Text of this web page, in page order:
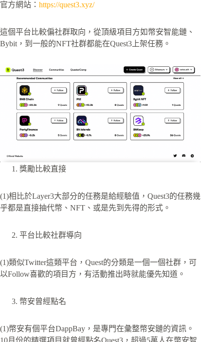
官方網站： https://quest3.xyz/
這個平台比較偏社群取向，從頂級項目方如幣安智能鏈、
Bybit，到一般的NFT社群都能在Quest3上架任務。
獎勵比較直接
(1)相比於Layer3大部分的任務是給經驗值，Quest3的任務幾
乎都是直接抽代幣、NFT、或是先到先得的形式。
平台比較社群導向
(1)類似Twitter這類平台，Quest的分類是一個一個社群，可
以Follow喜歡的項目方，有活動推出時就能優先知道。
幣安曾經點名
(1)幣安有個平台DappBay，是專門在彙整幣安鏈的資訊。